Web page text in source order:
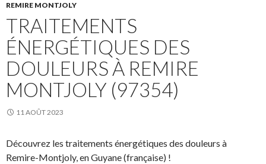
REMIRE MONTJOLY
TRAITEMENTS
ÉNERGÉTIQUES DES
DOULEURS À REMIRE
MONTJOLY (97354)
11 AOÛT 2023
Découvrez les traitements énergétiques des douleurs à
Remire-Montjoly, en Guyane (française) !